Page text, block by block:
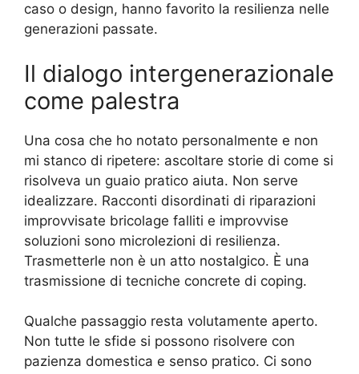
caso o design, hanno favorito la resilienza nelle
generazioni passate.
Il dialogo intergenerazionale
come palestra
Una cosa che ho notato personalmente e non
mi stanco di ripetere: ascoltare storie di come si
risolveva un guaio pratico aiuta. Non serve
idealizzare. Racconti disordinati di riparazioni
improvvisate bricolage falliti e improvvise
soluzioni sono microlezioni di resilienza.
Trasmetterle non è un atto nostalgico. È una
trasmissione di tecniche concrete di coping.
Qualche passaggio resta volutamente aperto.
Non tutte le sfide si possono risolvere con
pazienza domestica e senso pratico. Ci sono